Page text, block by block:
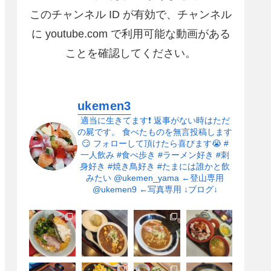
このチャンネル ID が有効で、チャンネル
に youtube.com で利用可能な動画がある
ことを確認してください。
ukemen3
適当に生きてます❗ 返事がない時はただ
の屍です。
食べたものを無言投稿します
😏 フォローして頂けたら喜びます😭#
一人飲み #食べ歩き #ラーメン好き #刺
身好き #焼き鳥好き #たまには誰かと飲
みたい @ukemen_yama ←登山専用
@ukemen9 ←写真専用 ↓ブログ↓